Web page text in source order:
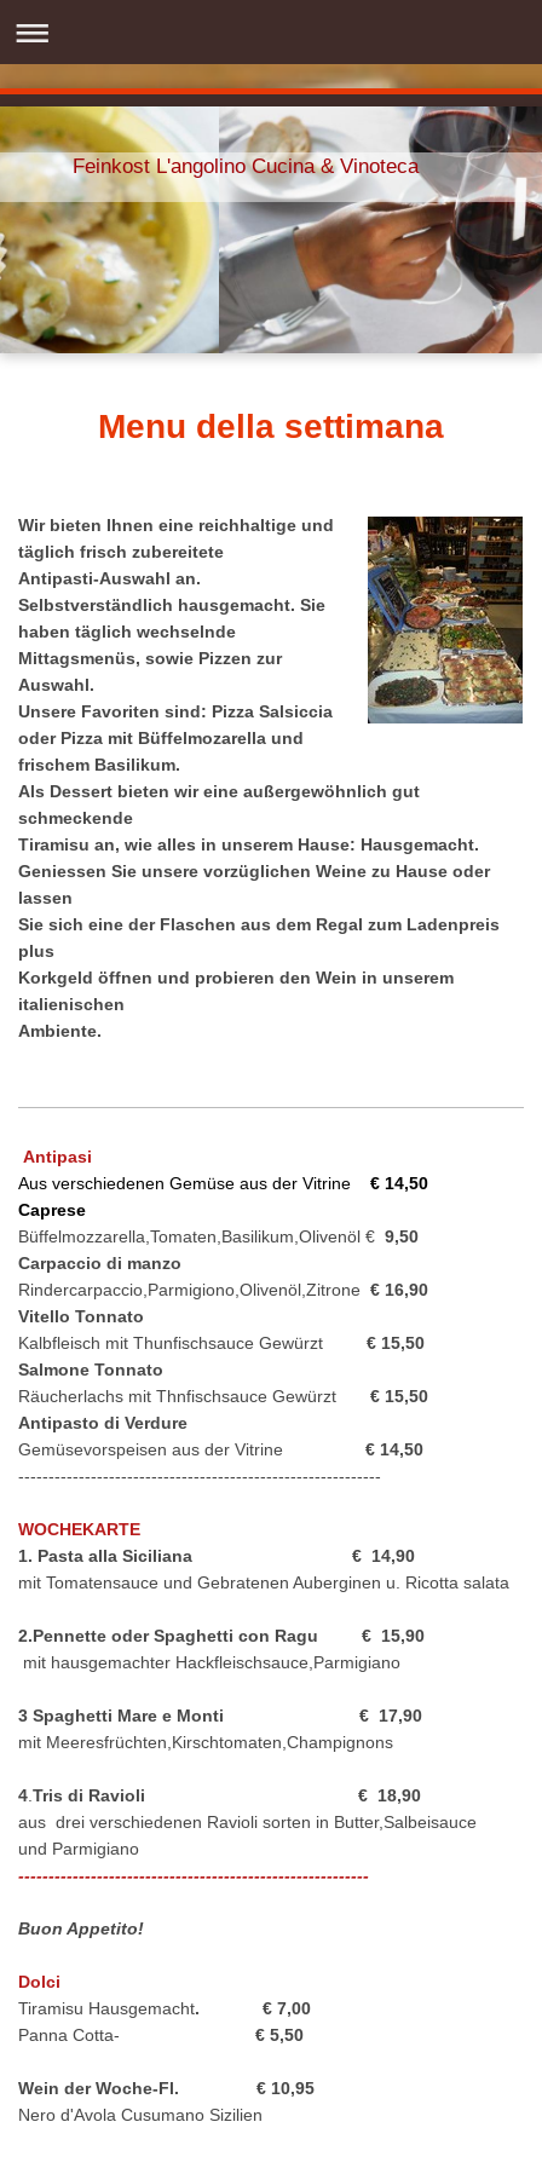
Feinkost L'angolino Cucina & Vinoteca
Menu della settimana
Wir bieten Ihnen eine reichhaltige und
täglich frisch zubereitete
Antipasti-Auswahl an.
Selbstverständlich hausgemacht. Sie
haben täglich wechselnde
Mittagsmenüs, sowie Pizzen zur
Auswahl.
Unsere Favoriten sind: Pizza Salsiccia
oder Pizza mit Büffelmozarella und
frischem Basilikum.
Als Dessert bieten wir eine außergewöhnlich gut
schmeckende
Tiramisu an, wie alles in unserem Hause: Hausgemacht.
Geniessen Sie unsere vorzüglichen Weine zu Hause oder
lassen
Sie sich eine der Flaschen aus dem Regal zum Ladenpreis
plus
Korkgeld öffnen und probieren den Wein in unserem
italienischen
Ambiente.
Antipasi
Aus verschiedenen Gemüse aus der Vitrine € 14,50
Caprese
Büffelmozzarella,Tomaten,Basilikum,Olivenöl € 9,50
Carpaccio di manzo
Rindercarpaccio,Parmigiono,Olivenöl,Zitrone € 16,90
Vitello Tonnato
Kalbfleisch mit Thunfischsauce Gewürzt
€ 15,50
Salmone Tonnato
Räucherlachs mit Thnfischsauce Gewürzt
€ 15,50
Antipasto di Verdure
Gemüsevorspeisen aus der Vitrine
€ 14,50
------------------------------------------------------------
WOCHEKARTE
1. Pasta alla Siciliana € 14,90
mit Tomatensauce und Gebratenen Auberginen u. Ricotta salata
2.Pennette oder Spaghetti con Ragu € 15,90
mit hausgemachter Hackfleischsauce,Parmigiano
3 Spaghetti Mare e Monti € 17,90
mit Meeresfrüchten,Kirschtomaten,Champignons
4 Tris di Ravioli € 18,90
aus drei verschiedenen Ravioli sorten in Butter,Salbeisauce
und Parmigiano
----------------------------------------------------------
Buon Appetito!
Dolci
Tiramisu Hausgemacht. € 7,00
Panna Cotta- € 5,50
Wein der Woche-Fl. € 10,95
Nero d'Avola Cusumano Sizilien